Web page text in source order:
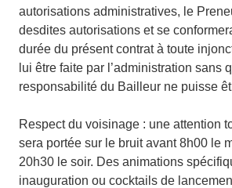
autorisations administratives, le
desdites autorisations et se
durée du présent contrat à toute
lui être faite par l’administration sans
responsabilité du Bailleur ne puisse
Respect du voisinage : une attention
sera portée sur le bruit avant 8h00 le
20h30 le soir. Des animations
inauguration ou cocktails de